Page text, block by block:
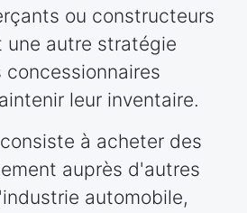
ou constructeurs
une autre stratégie
leur inventaire.
à acheter des
auprès d'autres
automobile,